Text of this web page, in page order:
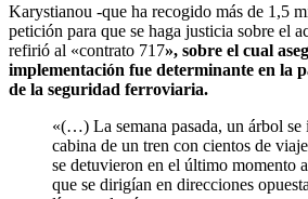
Karystianou -que ha recogido más de 1,5
petición para que se haga justicia sobre el
refirió al «contrato 717», sobre el cual
implementación fue determinante en la
de la seguridad ferroviaria.
«(…) La semana pasada, un árbol se
cabina de un tren con cientos de
se detuvieron en el último momento
que se dirigían en direcciones